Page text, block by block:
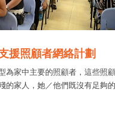
援照顧者網絡計劃
為家中主要的照顧者，這些照顧
的家人，她／他們既沒有足夠